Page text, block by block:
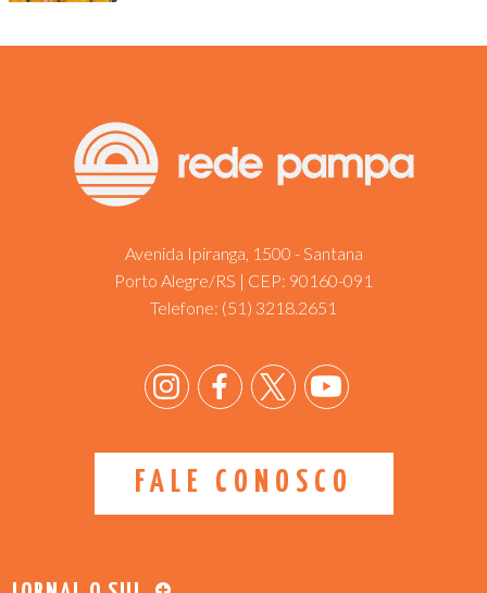
Avenida Ipiranga, 1500 - Santana
Porto Alegre/RS | CEP: 90160-091
Telefone: (51) 3218.2651
FALE CONOSCO